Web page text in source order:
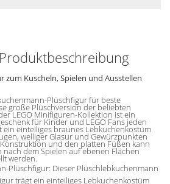
zum Kuscheln, Spielen und Ausstellen
Plüschfigur für beste
große Plüschversion der beliebten
LEGO Minifiguren-Kollektion ist ein
für Kinder und LEGO Fans jeden
ein einteiliges braunes Lebkuchenkostüm
welliger Glasur und Gewürzpunkten
und den platten Füßen kann
dem Spielen auf ebenen Flächen
werden.
Plüschfigur: Dieser Plüschlebkuchenmann
trägt ein einteiliges Lebkuchenkostüm